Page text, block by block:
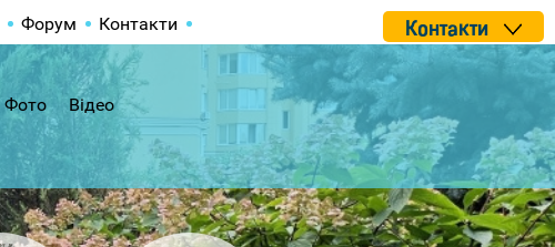
Форум Контакти Контакти
Фото Відео